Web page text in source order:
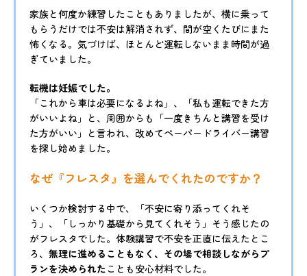
家族と何度か練習したこともありましたが、横に乗って
もらうだけでは不安は解消されず、間が空くたびにまた
怖くなる。気づけば、ほとんど運転しないまま時間が過
ぎていました。
転機は妊娠でした。
「これから車は必要になるよね」、「私も運転できた方
がいいよね」と、周囲からも「一度きちんと講習を受け
た方がいい」と言われ、改めてペーパードライバー講習
を探し始めました。
なぜ『フレスタ』を選んでくれたのですか？
いくつか検討する中で、「不安に寄り添ってくれそ
う」、「しっかり基礎から見てくれそう」そう感じたの
がフレスタでした。体験講習で不安を正直に伝えたとこ
ろ、 無理に進めることもなく、その場で相談しながらプ
ランを決められた ことも安心材料でした。